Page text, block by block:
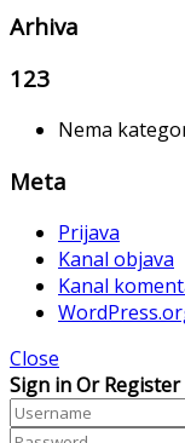
Arhiva
123
Nema
Meta
Prijava
Kanal objava
Kanal
Close
Sign in Or Register